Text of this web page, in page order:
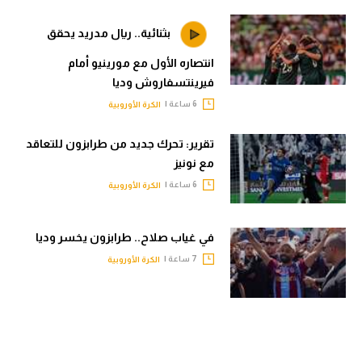
بثنائية.. ريال مدريد يحقق
انتصاره الأول مع مورينيو أمام
فيرينتسفاروش وديا
الكرة الأوروبية
تقرير: تحرك جديد من طرابزون للتعاقد
مع نونيز
الكرة الأوروبية
في غياب صلاح.. طرابزون يخسر وديا
الكرة الأوروبية